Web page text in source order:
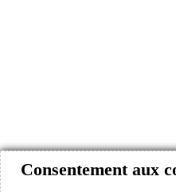
Consentement aux